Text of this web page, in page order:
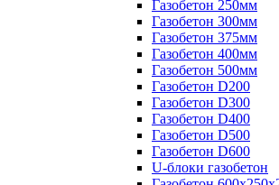
Газобетон 250мм
Газобетон 300мм
Газобетон 375мм
Газобетон 400мм
Газобетон 500мм
Газобетон D200
Газобетон D300
Газобетон D400
Газобетон D500
Газобетон D600
U-блоки газобетон